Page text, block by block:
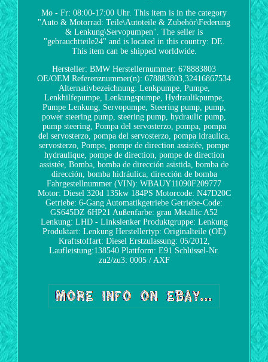
Mo - Fr: 08:00-17:00 Uhr. This item is in the category
"Auto & Motorrad: Teile\Autoteile & Zubehör\Federung
& Lenkung\Servopumpen". The seller is
"gebrauchtteile24" and is located in this country: DE.
This item can be shipped worldwide.
Hersteller: BMW Herstellernummer: 678883803
OE/OEM Referenznummer(n): 678883803,32416867534
Alternativbezeichnung: Lenkpumpe, Pumpe,
Lenkhilfepumpe, Lenkungspumpe, Hydraulikpumpe,
Pumpe Lenkung, Servopumpe, Steering pump, pump,
power steering pump, steering pump, hydraulic pump,
pump steering, Pompa del servosterzo, pompa, pompa
del servosterzo, pompa del servosterzo, pompa idraulica,
servosterzo, Pompe, pompe de direction assistée, pompe
hydraulique, pompe de direction, pompe de direction
assistée, Bomba, bomba de dirección asistida, bomba de
dirección, bomba hidráulica, dirección de bomba
Fahrgestellnummer (VIN): WBAUY11090F209777
Motor: Diesel 320d 135kw 184PS Motorcode: N47D20C
Getriebe: 6-Gang Automatikgetriebe Getriebe-Code:
GS645DZ 6HP21 Außenfarbe: grau Metallic A52
Lenkung: LHD - Linkslenker Produktgruppe: Lenkung
Produktart: Lenkung Herstellertyp: Originalteile (OE)
Kraftstoffart: Diesel Erstzulassung: 05/2012,
Laufleistung:138540 Plattform: E91 Schlüssel-Nr.
zu2/zu3: 0005 / AXF